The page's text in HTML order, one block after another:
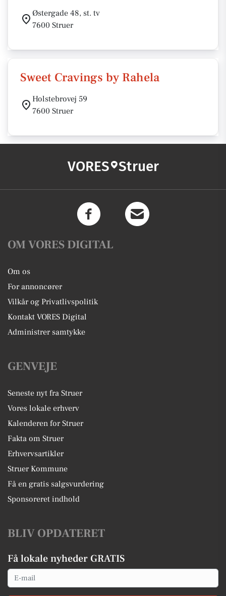
Østergade 48, st. tv
7600 Struer
Sweet Cravings by Rahela
Holstebrovej 59
7600 Struer
VORES Struer
OM VORES DIGITAL
Om os
For annoncører
Vilkår og Privatlivspolitik
Kontakt VORES Digital
Administrer samtykke
GENVEJE
Seneste nyt fra Struer
Vores lokale erhverv
Kalenderen for Struer
Fakta om Struer
Erhvervsartikler
Struer Kommune
Få en gratis salgsvurdering
Sponsoreret indhold
BLIV OPDATERET
Få lokale nyheder GRATIS
Email